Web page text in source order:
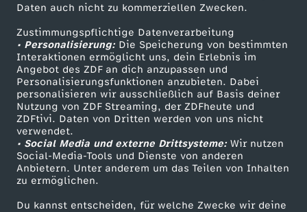
Daten auch nicht zu kommerziellen Zwecken.
Zustimmungspflichtige Datenverarbeitung
• Personalisierung:Die Speicherung von bestimmten
Interaktionen ermöglicht uns, dein Erlebnis im
Angebot des ZDF an dich anzupassen und
Personalisierungsfunktionen anzubieten. Dabei
personalisieren wir ausschließlich auf Basis deiner
Nutzung von ZDF Streaming, der ZDFheute und
ZDFtivi. Daten von Dritten werden von uns nicht
verwendet.
• Social Media und externe Drittsysteme:Wir nutzen
Social-Media-Tools und Dienste von anderen
Anbietern. Unter anderem um das Teilen von Inhalten
zu ermöglichen.
Du kannst entscheiden, für welche Zwecke wir deine
e
n
d
u
n
g
v
ZDFtext
Livestreams
Sendungen A-Z
TV-Programm
Tickets
Zuschauerservice
Hilfe
ZDF Unternehmen
Karriere